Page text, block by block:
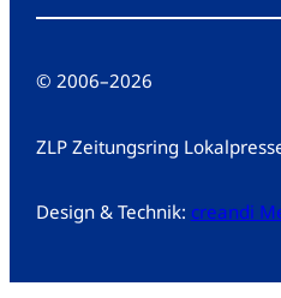
© 2006–2026
ZLP Zeitungsring
Design & Technik: creandi